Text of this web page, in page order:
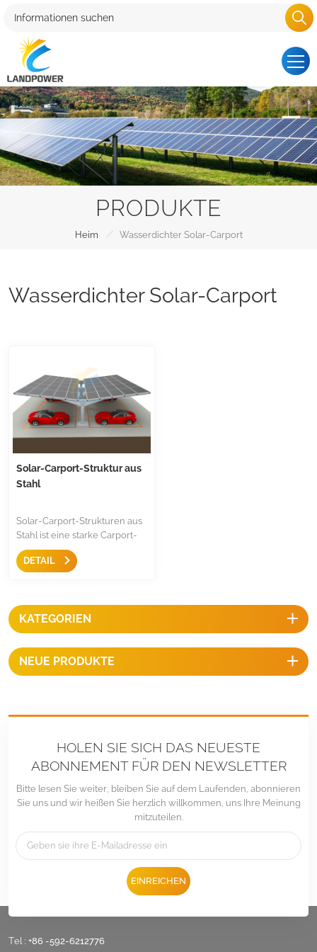
PRODUKTE
Heim / Wasserdichter Solar-Carport
Wasserdichter Solar-Carport
Solar-Carport-Struktur aus
Stahl
Solar-Carport-Strukturen aus
Stahl ist eine starke Carport-
Montagelösung für
Parkflächen. Die
Abstand zum Parken.
DETAIL
KATEGORIEN
NEUE PRODUKTE
HOLEN SIE SICH DAS NEUESTE
ABONNEMENT FÜR DEN NEWSLETTER
Bitte lesen Sie weiter, bleiben Sie auf dem Laufenden, abonnieren
Sie uns und wir heißen Sie herzlich willkommen, uns Ihre Meinung
mitzuteilen.
EINREICHEN
Tel : +86 -592-6212776